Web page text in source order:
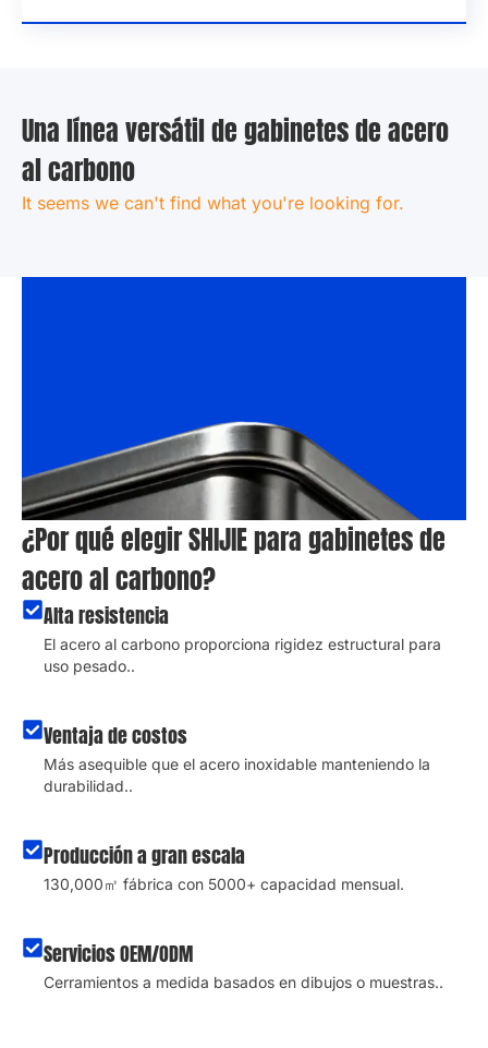
Una línea versátil de gabinetes de acero
al carbono
Parece que no podemos encontrar lo que estás
¿Por qué elegir SHIJIE para gabinetes de
acero al carbono?
Alta resistencia
El acero al carbono proporciona rigidez estructural para
Ventaja de costos
Más asequible que el acero inoxidable manteniendo la
Producción a gran escala
Servicios OEM/ODM